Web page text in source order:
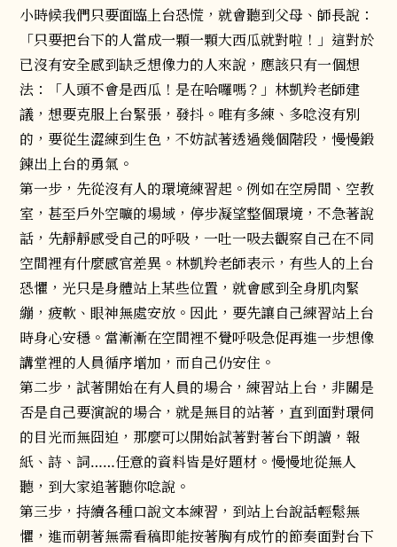
小時候我們只要面臨上台恐慌，就會聽到父母、師長說：
「只要把台下的人當成一顆一顆大西瓜就對啦！」這對於
已沒有安全感到缺乏想像力的人來說，應該只有一個想
法：「人頭不會是西瓜！是在哈囉嗎？」林凱羚老師建
議，想要克服上台緊張，發抖。唯有多練、多唸沒有別
的，要從生澀練到生色，不妨試著透過幾個階段，慢慢鍛
鍊出上台的勇氣。
第一步，先從沒有人的環境練習起。例如在空房間、空教
室，甚至戶外空曠的場域，停步凝望整個環境，不急著說
話，先靜靜感受自己的呼吸，一吐一吸去觀察自己在不同
空間裡有什麼感官差異。林凱羚老師表示，有些人的上台
恐懼，光只是身體站上某些位置，就會感到全身肌肉緊
繃，疲軟、眼神無處安放。因此，要先讓自己練習站上台
時身心安穩。當漸漸在空間裡不覺呼吸急促再進一步想像
講堂裡的人員循序增加，而自己仍安住。
第二步，試著開始在有人員的場合，練習站上台，非關是
否是自己要演說的場合，就是無目的站著，直到面對環伺
的目光而無囧迫，那麼可以開始試著對著台下朗讀，報
紙、詩、詞……任意的資料皆是好題材。慢慢地從無人
聽，到大家追著聽你唸說。
第三步，持續各種口說文本練習，到站上台說話輕鬆無
懼，進而朝著無需看稿即能按著胸有成竹的節奏面對台下